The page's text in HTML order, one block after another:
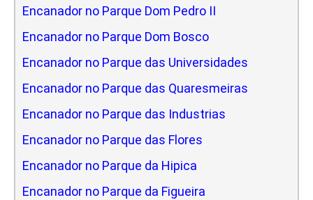
Encanador no Parque Dom Pedro II
Encanador no Parque Dom Bosco
Encanador no Parque das Universidades
Encanador no Parque das Quaresmeiras
Encanador no Parque das Industrias
Encanador no Parque das Flores
Encanador no Parque da Hipica
Encanador no Parque da Figueira